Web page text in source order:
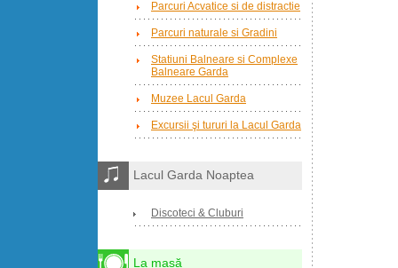
Parcuri Acvatice si de distractie
Parcuri naturale si Gradini
Statiuni Balneare si Complexe
Balneare Garda
Muzee Lacul Garda
Excursii şi tururi la Lacul Garda
Lacul Garda Noaptea
Discoteci & Cluburi
La masă